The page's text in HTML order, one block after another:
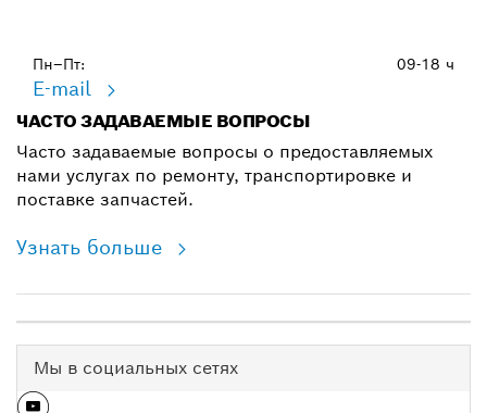
Пн–Пт: 09-18 ч
E-mail
ЧАСТО ЗАДАВАЕМЫЕ ВОПРОСЫ
Часто задаваемые вопросы о предоставляемых
нами услугах по ремонту, транспортировке и
поставке запчастей.
Узнать больше
Мы в социальных сетях